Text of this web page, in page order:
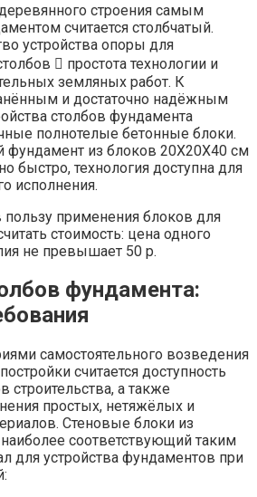
строения самым
считается столбчатый.
устройства опоры для
 простота технологии и
земляных работ. К
и достаточно надёжным
столбов фундамента
полнотелые бетонные блоки.
фундамент из блоков 20Х20Х40 см
быстро, технология доступна для
исполнения.
применения блоков для
стоимость: цена одного
не превышает 50 р.
фундамента:
самостоятельного возведения
считается доступность
строительства, а также
простых, нетяжёлых и
Стеновые блоки из
соответствующий таким
для устройства фундаментов при